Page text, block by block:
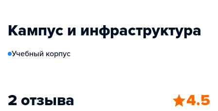
Кампус и инфраструктура
Учебный корпус
2 отзыва 4.5